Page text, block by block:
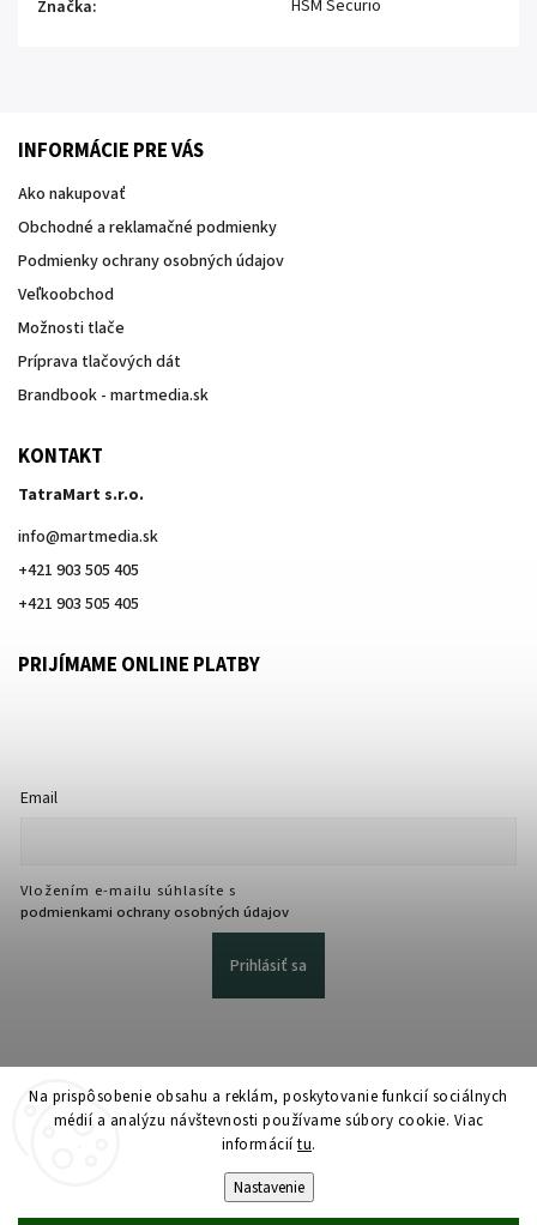
Na prispôsobenie obsahu a reklám, poskytovanie funkcií sociálnych
médií a analýzu návštevnosti používame súbory cookie. Viac
informáciítu.
Nastavenie
Značka: HSM Securio
INFORMÁCIE PRE VÁS
Ako nakupovať
Obchodné a reklamačné podmienky
Podmienky ochrany osobných údajov
Veľkoobchod
Možnosti tlače
Príprava tlačových dát
Brandbook - martmedia.sk
KONTAKT
TatraMart s.r.o.
info@martmedia.sk
+421 903 505 405
+421 903 505 405
PRIJÍMAME ONLINE PLATBY
Email
Vložením e-mailu súhlasíte s
podmienkami ochrany osobných údajov
Prihlásiť sa
Upraviť nastavenie cookies